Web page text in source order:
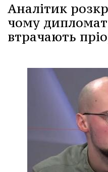
Аналітик
чому
втрачають